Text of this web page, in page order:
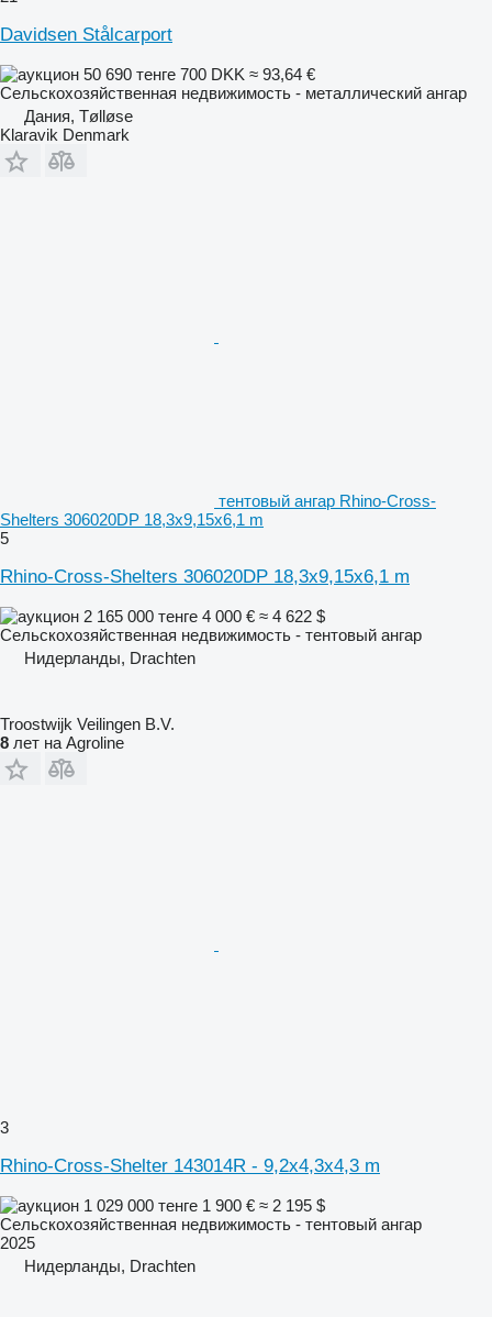
Davidsen Stålcarport
50 690 тенге 700 DKK ≈ 93,64 €
Сельскохозяйственная недвижимость - металлический ангар
Дания, Tølløse
Klaravik Denmark
тентовый ангар Rhino-Cross-
Shelters 306020DP 18,3x9,15x6,1 m
5
Rhino-Cross-Shelters 306020DP 18,3x9,15x6,1 m
2 165 000 тенге 4 000 € ≈ 4 622 $
Сельскохозяйственная недвижимость - тентовый ангар
Нидерланды, Drachten
Troostwijk Veilingen B.V.
8 лет на Agroline
3
Rhino-Cross-Shelter 143014R - 9,2x4,3x4,3 m
1 029 000 тенге 1 900 € ≈ 2 195 $
Сельскохозяйственная недвижимость - тентовый ангар
2025
Нидерланды, Drachten